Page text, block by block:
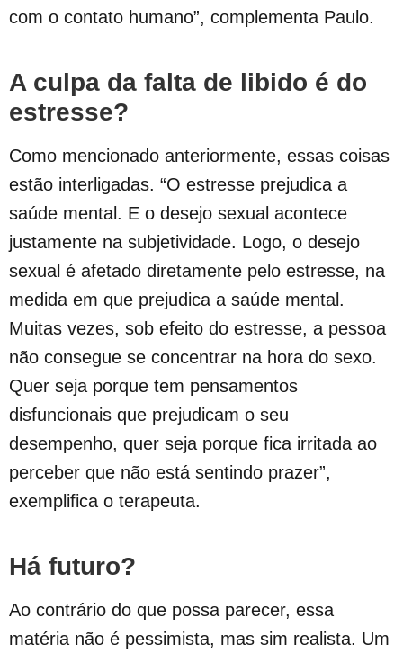
com o contato humano”, complementa Paulo.
A culpa da falta de libido é do
estresse?
Como mencionado anteriormente, essas coisas
estão interligadas. “O estresse prejudica a
saúde mental. E o desejo sexual acontece
justamente na subjetividade. Logo, o desejo
sexual é afetado diretamente pelo estresse, na
medida em que prejudica a saúde mental.
Muitas vezes, sob efeito do estresse, a pessoa
não consegue se concentrar na hora do sexo.
Quer seja porque tem pensamentos
disfuncionais que prejudicam o seu
desempenho, quer seja porque fica irritada ao
perceber que não está sentindo prazer”,
exemplifica o terapeuta.
Há futuro?
Ao contrário do que possa parecer, essa
matéria não é pessimista, mas sim realista. Um